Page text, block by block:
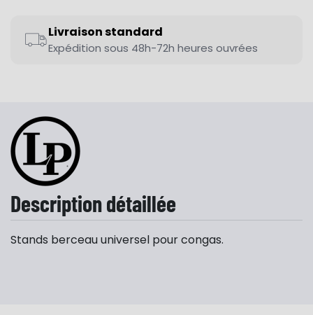
Livraison standard
Expédition sous 48h-72h heures ouvrées
Description détaillée
Stands berceau universel pour congas.